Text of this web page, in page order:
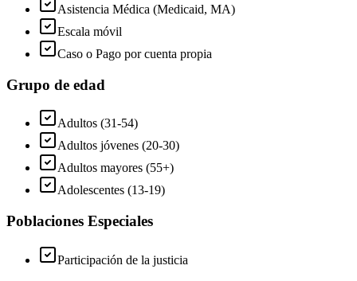
Asistencia Médica (Medicaid, MA)
Escala móvil
Caso o Pago por cuenta propia
Grupo de edad
Adultos (31-54)
Adultos jóvenes (20-30)
Adultos mayores (55+)
Adolescentes (13-19)
Poblaciones Especiales
Participación de la justicia